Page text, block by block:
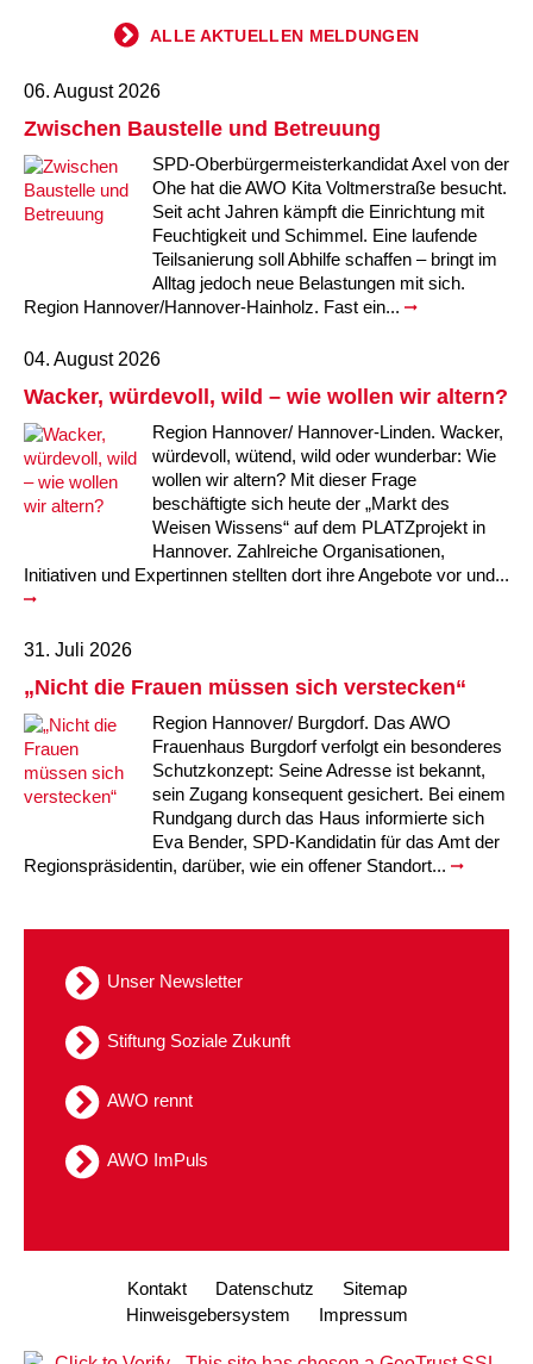
Kindertagesstätte Wiehbergstraße
Hör- und Sprachheilkindergarten Ratswiese
Kindertagesstätte Rosenbergstraße
Kindertagesstätte Schneiderberg
Kindertagesstätte Schweriner Straße /
Familienzentrum
Kindertagesstätte Sylter Weg
Kindertagesstätte Voltmerstraße
Kindertagesstätte Wiehbergstraße
ALLE AKTUELLEN MELDUNGEN
06. August 2026
Zwischen Baustelle und Betreuung
SPD-Oberbürgermeisterkandidat Axel von der
Ohe hat die AWO Kita Voltmerstraße besucht.
Seit acht Jahren kämpft die Einrichtung mit
Feuchtigkeit und Schimmel. Eine laufende
Teilsanierung soll Abhilfe schaffen – bringt im
Alltag jedoch neue Belastungen mit sich.
Region Hannover/Hannover-Hainholz. Fast ein...
04. August 2026
Wacker, würdevoll, wild – wie wollen wir altern?
Region Hannover/ Hannover-Linden. Wacker,
würdevoll, wütend, wild oder wunderbar: Wie
wollen wir altern? Mit dieser Frage
beschäftigte sich heute der „Markt des
Weisen Wissens“ auf dem PLATZprojekt in
Hannover. Zahlreiche Organisationen,
Initiativen und Expertinnen stellten dort ihre Angebote vor und...
31. Juli 2026
„Nicht die Frauen müssen sich verstecken“
Region Hannover/ Burgdorf. Das AWO
Frauenhaus Burgdorf verfolgt ein besonderes
Schutzkonzept: Seine Adresse ist bekannt,
sein Zugang konsequent gesichert. Bei einem
Rundgang durch das Haus informierte sich
Eva Bender, SPD-Kandidatin für das Amt der
Regionspräsidentin, darüber, wie ein offener Standort...
Unser Newsletter
Stiftung Soziale Zukunft
AWO rennt
AWO ImPuls
Kontakt Datenschutz
Sitemap
Hinweisgebersystem
Impressum